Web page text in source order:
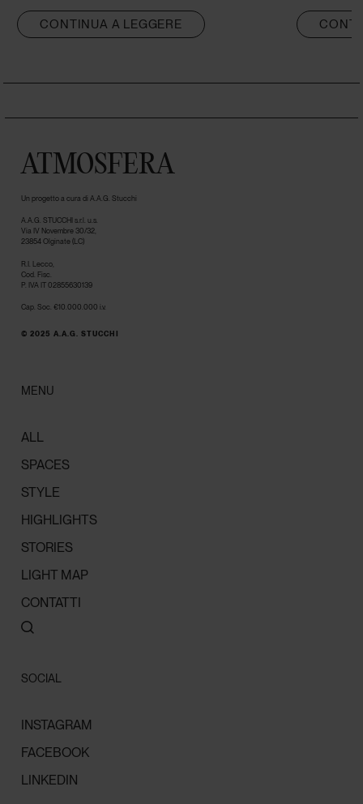
CONTINUA A LEGGERE
ATMOSFERA
Un progetto a cura di A.A.G. Stucchi
A.A.G. STUCCHI s.r.l. u.s.
Via IV Novembre 30/32,
23854 Olginate (LC)
R.I. Lecco,
Cod. Fisc.
P. IVA IT 02855630139
Cap. Soc. €10.000.000 i.v.
© 2025 A.A.G. STUCCHI
MENU
ALL
SPACES
STYLE
HIGHLIGHTS
STORIES
LIGHT MAP
CONTATTI
SOCIAL
INSTAGRAM
FACEBOOK
LINKEDIN